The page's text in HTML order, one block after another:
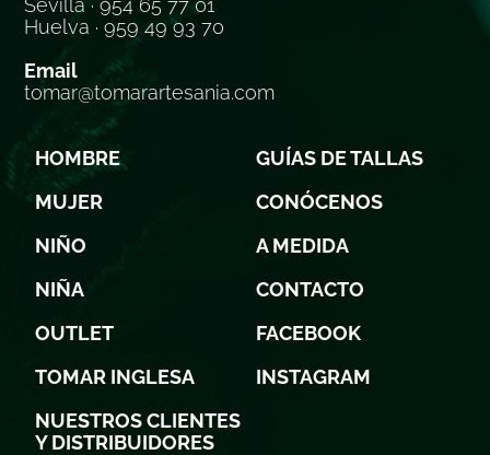
Sevilla · 954 65 77 01
Huelva · 959 49 93 70
Email
tomar@tomarartesania.com
HOMBRE
MUJER
NIÑO
NIÑA
OUTLET
TOMAR INGLESA
NUESTROS CLIENTES
Y DISTRIBUIDORES
GUÍAS DE TALLAS
CONÓCENOS
A MEDIDA
CONTACTO
FACEBOOK
INSTAGRAM